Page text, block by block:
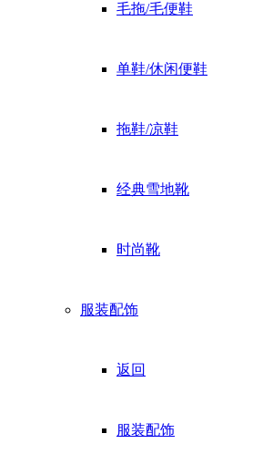
毛拖/毛便鞋
单鞋/休闲便鞋
拖鞋/凉鞋
经典雪地靴
时尚靴
服装配饰
返回
服装配饰